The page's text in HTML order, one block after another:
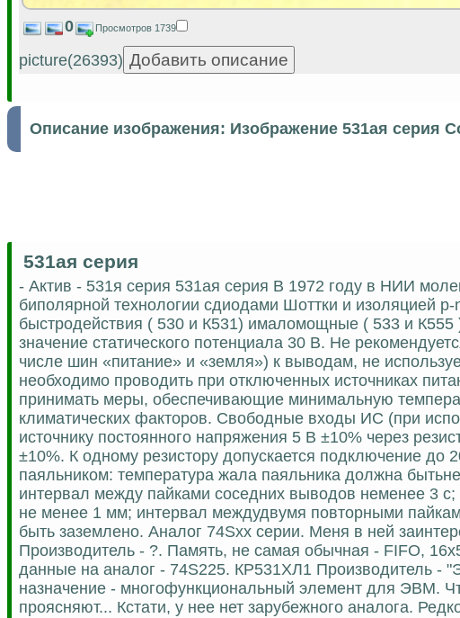
0 Просмотров 1739
picture(26393)
Описание изображения: Изображение 531ая серия
531ая серия
- Актив - 531я серия 531ая серия В 1972 году в НИИ
биполярной технологии сдиодами Шоттки и изоляцией
быстродействия ( 530 и К531) ималомощные ( 533 и
значение статического потенциала 30 В. Не
числе шин «питание» и «земля») к выводам, не
необходимо проводить при отключенных источниках
принимать меры, обеспечивающие минимальную
климатических факторов. Свободные входы ИС (при
источнику постоянного напряжения 5 В ±10% через
±10%. К одному резистору допускается подключение
паяльником: температура жала паяльника должна
интервал между пайками соседних выводов неменее 3
не менее 1 мм; интервал междудвумя повторными
быть заземлено. Аналог 74Sxx серии. Меня в ней
Производитель - ?. Память, не самая обычная - FIFO,
данные на аналог - 74S225. КР531ХЛ1 Производитель -
назначение - многофункциональный элемент для ЭВМ.
проясняют... Кстати, у нее нет зарубежного аналога.